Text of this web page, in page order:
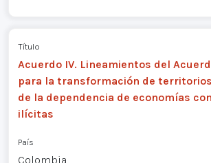
Título
Acuerdo IV. Lineamientos del
para la transformación de
de la dependencia de economías
ilícitas
País
Colombia